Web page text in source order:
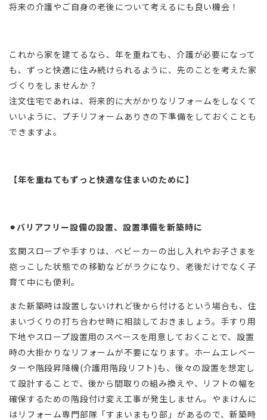
将来の介護やご自身の老後について考えるにも良い機会！
これから家を建てるなら、年を重ねても、介護が必要になって
も、ずっと快適に住み続けられるように、先のことを考えた家
づくりをしませんか？
注文住宅であれは、将来的に大がかりなリフォームをしなくて
いいように、プチリフォームありきの下準備をしておくことも
できますよ。
【年を重ねてもずっと快適な住まいのために】
⚫︎バリアフリー設備の設置、設置準備を新築時に
玄関スロープや手すりは、ベビーカーの出し入れやお子さまを
抱っこした状態での移動などがラクになり、老後だけでなく子
育て中にも便利。
また新築時は設置しないけれど後から付けるという場合も、住
まいづくりの打ち合わせ時に相談しておきましょう。手すり用
下地やスロープ設置用のスペースを用意しておくことで、設置
時の大掛かりなリフォームが不要になります。ホームエレベー
ターや階段昇降機(介護用階段リフト)も、後々の設置を想定し
て設計することで、後から間取りの組み換えや、リフトの幅を
確保するための階段付け変え工事が発生しません。やまけんに
はリフォーム専門部隊「すまいまもり部」があるので、新築時